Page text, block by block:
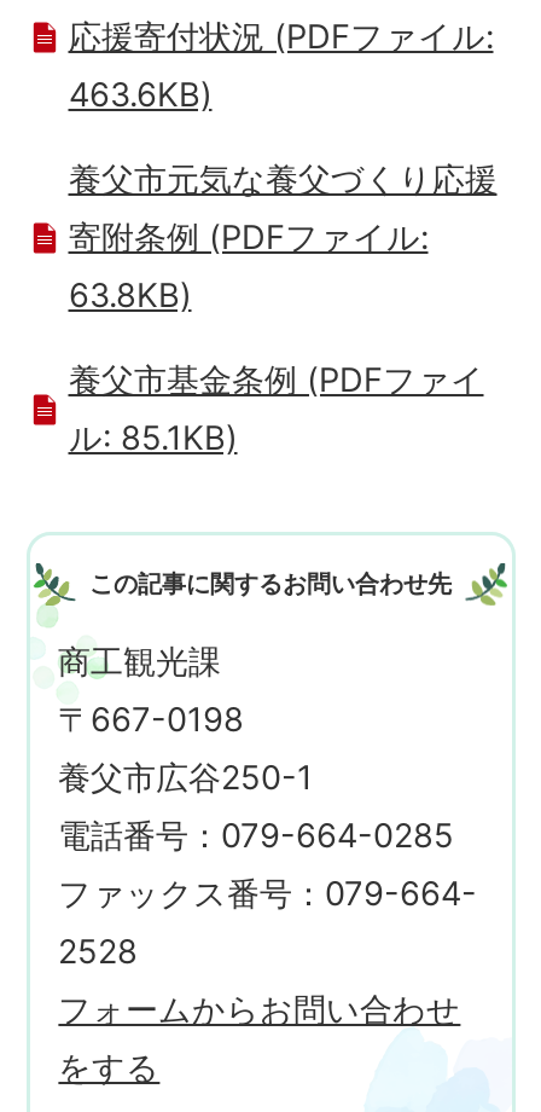
応援寄付状況 (PDFファイル:
463.6KB)
養父市元気な養父づくり応援
寄附条例 (PDFファイル:
63.8KB)
養父市基金条例 (PDFファイ
ル: 85.1KB)
この記事に関するお問い合わせ先
商工観光課
〒667-0198
養父市広谷250-1
電話番号：079-664-0285
ファックス番号：079-664-
2528
フォームからお問い合わせ
をする